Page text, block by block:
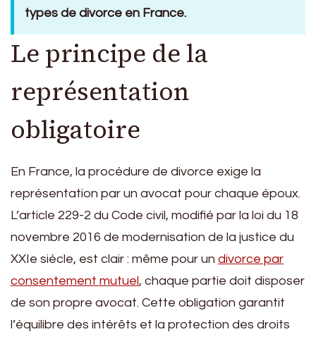
types de divorce en France.
Le principe de la
représentation
obligatoire
En France, la procédure de divorce exige la
représentation par un avocat pour chaque époux.
L’article 229-2 du Code civil, modifié par la loi du 18
novembre 2016 de modernisation de la justice du
XXIe siècle, est clair : même pour un divorce par
consentement mutuel , chaque partie doit disposer
de son propre avocat. Cette obligation garantit
l’équilibre des intérêts et la protection des droits